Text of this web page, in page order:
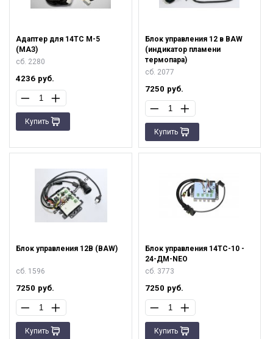
Адаптер для 14ТС М-5
(МАЗ)
сб. 2280
4236 руб.
Купить
Блок управления 12 в BAW
(индикатор пламени
термопара)
сб. 2077
7250 руб.
Купить
Блок управления 12В (BAW)
сб. 1596
7250 руб.
Купить
Блок управления 14ТС-10 -
24-ДМ-NEO
сб. 3773
7250 руб.
Купить